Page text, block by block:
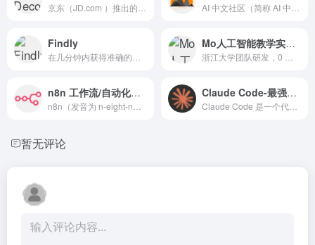
Findly Mo人工智能教学实习平台
n8n 工作流/自动化工具 Claude Code-最强的AI编程工具
暂无评论